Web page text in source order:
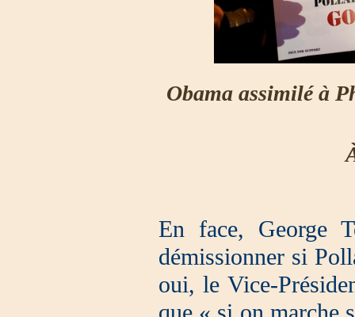
Obama assimilé à
En face, George
démissionner si
oui, le Vice-